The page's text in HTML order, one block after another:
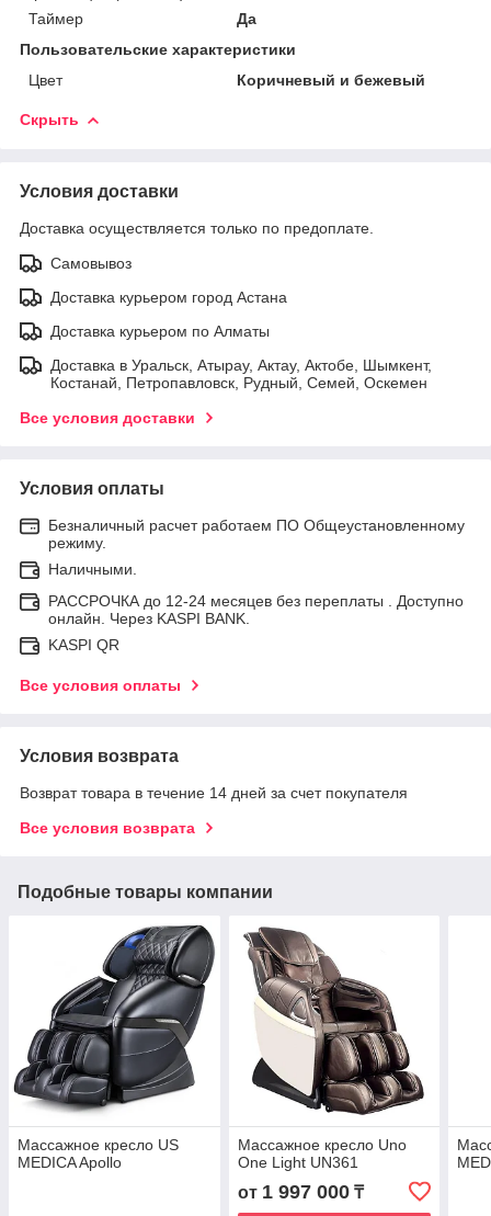
Таймер
Да
Пользовательские характеристики
Цвет
Коричневый и бежевый
Скрыть
Условия доставки
Доставка осуществляется только по предоплате.
Самовывоз
Доставка курьером город Астана
Доставка курьером по Алматы
Доставка в Уральск, Атырау, Актау, Актобе, Шымкент,
Костанай, Петропавловск, Рудный, Семей, Оскемен
Все условия доставки
Условия оплаты
Безналичный расчет работаем ПО Общеустановленному
режиму.
Наличными.
РАССРОЧКА до 12-24 месяцев без переплаты . Доступно
онлайн. Через KASPI BANK.
KASPI QR
Все условия оплаты
Условия возврата
Возврат товара в течение 14 дней за счет покупателя
Все условия возврата
Подобные товары компании
Массажное кресло US
MEDICA Apollo
Массажное кресло Uno
One Light UN361
от 1 997 000₸